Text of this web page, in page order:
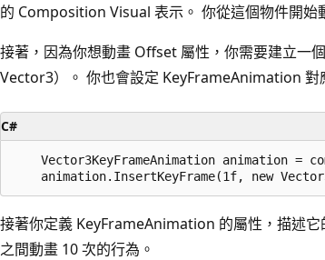
的 Composition Visual 表示。 你從這個物件開始
接著，因為你想動畫 Offset 屬性，你需要建立
Vector3）。 你也會設定 KeyFrameAnimation 對
C#
Vector3KeyFrameAnimation animation =
接著你定義 KeyFrameAnimation 的屬性，描述它
之間動畫 10 次的行為。